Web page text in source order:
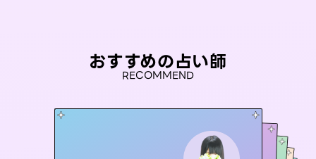
おすすめの占い師
RECOMMEND